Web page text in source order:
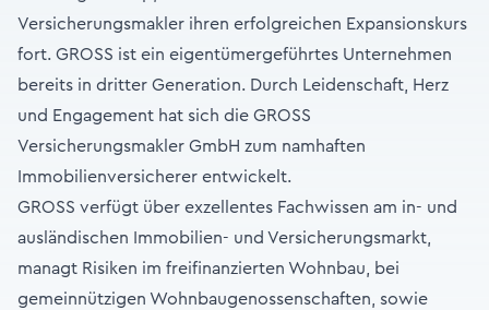
Versicherungsmakler ihren erfolgreichen Expansionskurs
fort. GROSS ist ein eigentümergeführtes Unternehmen
bereits in dritter Generation. Durch Leidenschaft, Herz
und Engagement hat sich die GROSS
Versicherungsmakler GmbH zum namhaften
Immobilienversicherer entwickelt.
GROSS verfügt über exzellentes Fachwissen am in- und
ausländischen Immobilien- und Versicherungsmarkt,
managt Risiken im freifinanzierten Wohnbau, bei
gemeinnützigen Wohnbaugenossenschaften, sowie